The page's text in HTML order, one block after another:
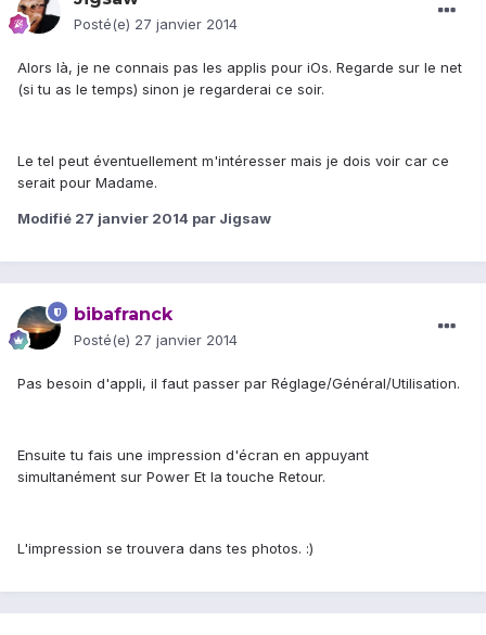
Posté(e) 27 janvier 2014
Alors là, je ne connais pas les applis pour iOs. Regarde sur le net
(si tu as le temps) sinon je regarderai ce soir.
Le tel peut éventuellement m'intéresser mais je dois voir car ce
serait pour Madame.
Modifié 27 janvier 2014 par Jigsaw
bibafranck
Posté(e) 27 janvier 2014
Pas besoin d'appli, il faut passer par Réglage/Général/Utilisation.
Ensuite tu fais une impression d'écran en appuyant
simultanément sur Power Et la touche Retour.
L'impression se trouvera dans tes photos. :)